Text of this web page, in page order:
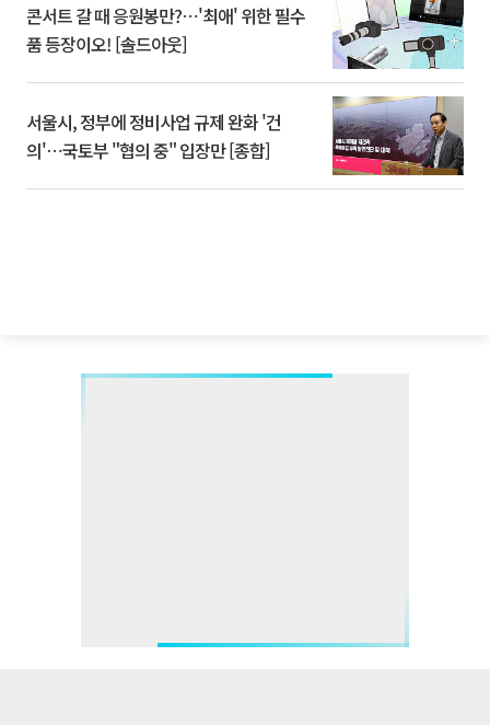
콘서트 갈 때 응원봉만?⋯'최애' 위한 필수
품 등장이오! [솔드아웃]
서울시, 정부에 정비사업 규제 완화 '건
의'⋯국토부 "협의 중" 입장만 [종합]